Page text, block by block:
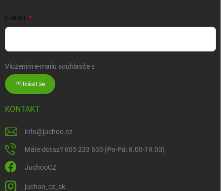
E-MAIL
Vložením e-mailu souhlasíte s
Přihlásit se
KONTAKT
info@juchoo.cz
Máte dotaz? 605 233 630 (Po-Pá: 8.00-19.00)
JuchooCZ
juchoo_cz_sk